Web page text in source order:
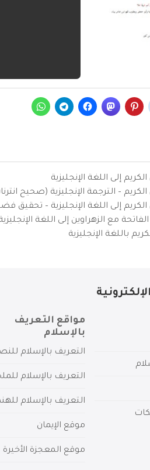
إلى اللغة الإنجليزية
– الترجمة الإنجليزية (صحيح
الكريم إلى اللغة الإنجليزية – تحقيق
مع الزهراوين إلى اللغة
باللغة الإنجليزية
مواقع التعريف
بالإسلام
التعريف بالإسلام
التعريف بالإسلام
التعريف بالإسلام
موقع الإيمان
موقع المعجزة الأخيرة